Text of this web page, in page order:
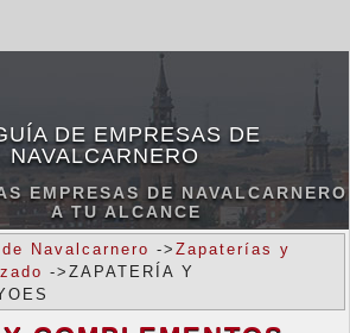
DE EMPRESAS DE
NAVALCARNERO
EMPRESAS DE NAVALCARNERO
A TU ALCANCE
Navalcarnero -> Zapaterías y
->ZAPATERÍA Y